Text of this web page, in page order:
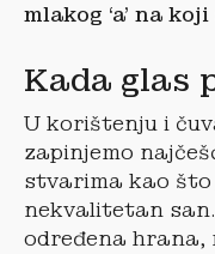
mlakog ‘a’ na
Kada glas
U korištenju i
zapinjemo
stvarima kao što
nekvalitetan
određena hrana,